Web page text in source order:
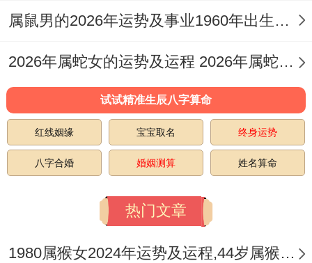
着样有机会让自己在爱情里保持一种热心属鼠男的2026年运势及事业1960年出生的命运 属鼠男的2026婚姻
2026年属蛇女的运势及运程 2026年属蛇女全年运势及运程
试试精准生辰八字算命
红线姻缘 宝宝取名 终身运势
八字合婚 婚姻测算 姓名算命
热门文章
1980属猴女2024年运势及运程,44岁属猴人2024全年每月运势女性如何